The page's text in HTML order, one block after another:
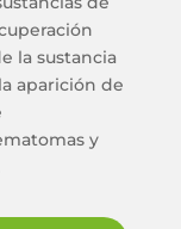
la sustancia
aparición de
y